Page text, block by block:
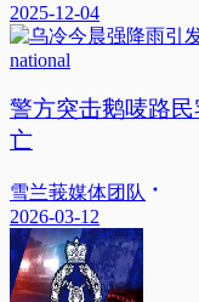
2025-12-04
national
警方突击鹅唛路
亡
雪兰莪媒体团队
2026-03-12